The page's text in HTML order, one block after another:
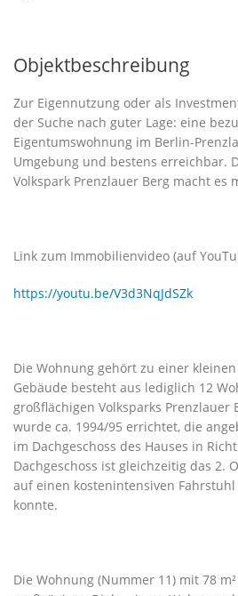
Objektbeschreibung
Zur Eigennutzung oder als
der Suche nach guter Lage: eine
Eigentumswohnung im Berlin-
Umgebung und bestens erreichbar.
Volkspark Prenzlauer Berg macht es
Link zum Immobilienvideo (auf
https://youtu.be/V3d3NqJdSZk
Die Wohnung gehört zu einer
Gebäude besteht aus lediglich 12
großflächigen Volksparks Prenzlauer
wurde ca. 1994/95 errichtet, die
im Dachgeschoss des Hauses in
Dachgeschoss ist gleichzeitig das 2.
auf einen kostenintensiven
konnte.
Die Wohnung (Nummer 11) mit 78